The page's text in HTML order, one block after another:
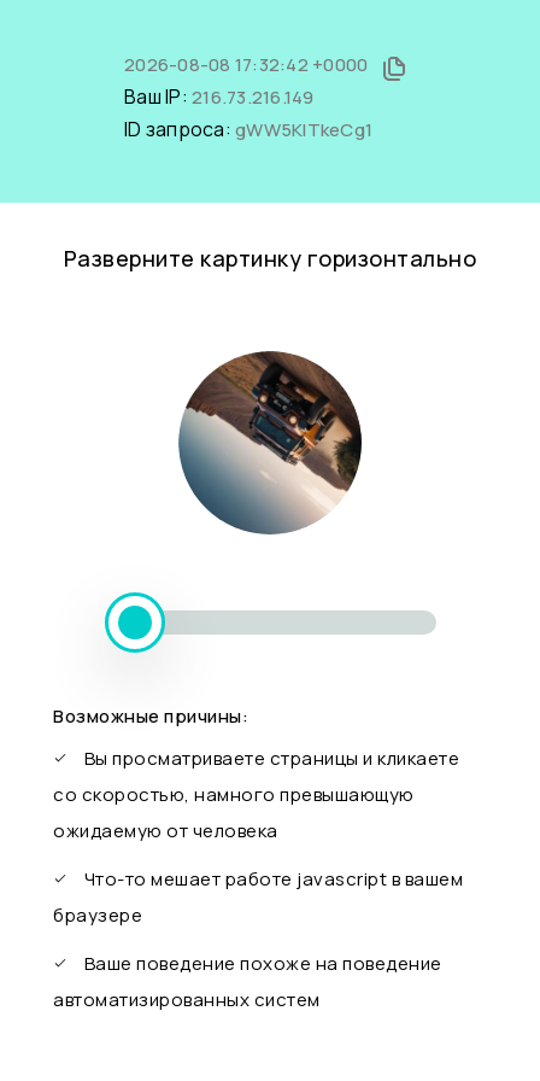
2026-08-08 17:32:42 +0000
Ваш IP: 216.73.216.149
ID запроса: gWW5KlTkeCg1
Разверните картинку горизонтально
Возможные причины:
Вы просматриваете страницы и кликаете
со скоростью, намного превышающую
ожидаемую от человека
Что-то мешает работе javascript в вашем
браузере
Ваше поведение похоже на поведение
автоматизированных систем